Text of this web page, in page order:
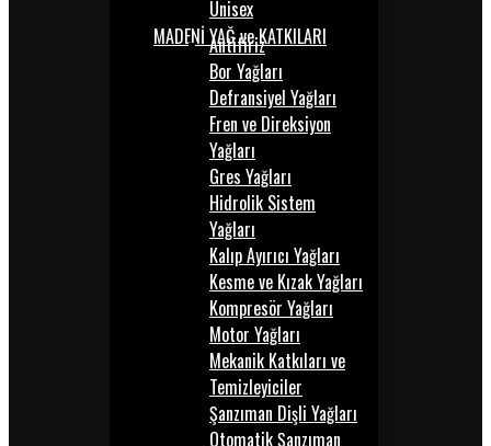
Unisex
MADENİ YAĞ ve KATKILARI
Antifiriz
Bor Yağları
Defransiyel Yağları
Fren ve Direksiyon
Yağları
Gres Yağları
Hidrolik Sistem
Yağları
Kalıp Ayırıcı Yağları
Kesme ve Kızak Yağları
Kompresör Yağları
Motor Yağları
Mekanik Katkıları ve
Temizleyiciler
Şanzıman Dişli Yağları
Otomatik Şanzıman